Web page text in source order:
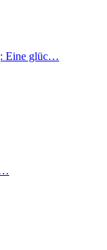
Eine glüc…